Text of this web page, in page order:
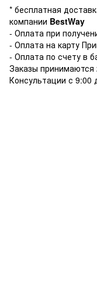
* бесплатная
компании BestWay
- Оплата при
- Оплата на карту
- Оплата по счету в
Заказы принимаются
Консультации с 9:00